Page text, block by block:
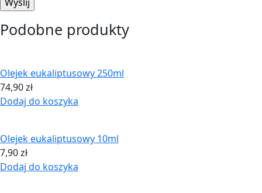
Podobne produkty
Olejek eukaliptusowy 250ml
74,90zł
Dodaj do koszyka
Olejek eukaliptusowy 10ml
7,90zł
Dodaj do koszyka